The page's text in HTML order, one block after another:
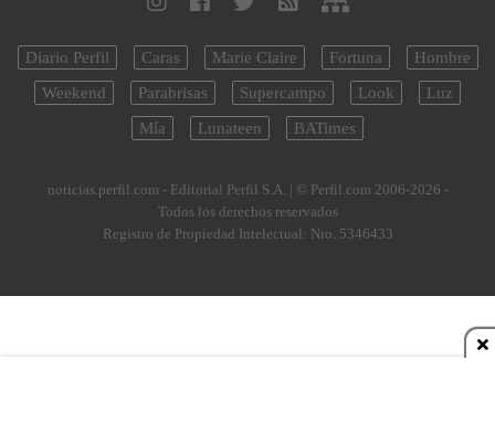
Diario Perfil Caras Marie Claire Fortuna
Hombre
Weekend
Parabrisas Supercampo Look
Luz
Mía
Lunateen BATimes
noticias.perfil.com - Editorial Perfil S.A. | © Perfil.com 2006-2026 -
Todos los derechos reservados
Registro de Propiedad Intelectual: Nro. 5346433